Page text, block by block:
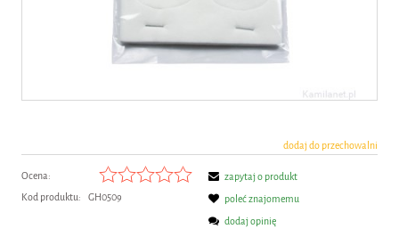
dodaj do przechowalni
Ocena:
Kod produktu: GH0509
zapytaj o produkt
poleć znajomemu
dodaj opinię